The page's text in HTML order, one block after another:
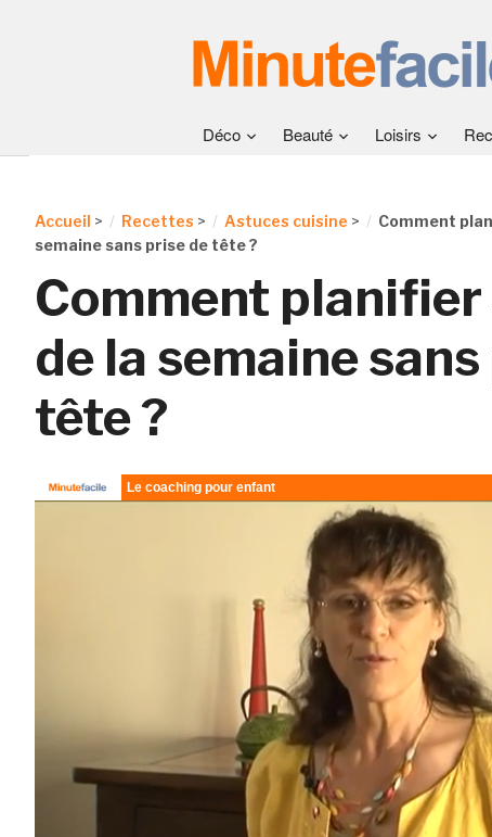
Déco Beauté Loisirs
Accueil > Recettes > Astuces cuisine >
Comment
semaine sans prise de tête ?
Comment planifier
de la semaine
tête ?